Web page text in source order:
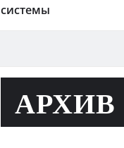
системы
АРХИВ